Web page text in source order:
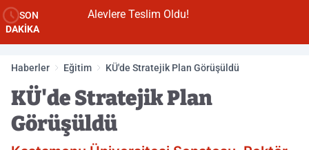
SON
DAKİKA
Alevlere Teslim Oldu!
Haberler Eğitim KÜ'de Stratejik Plan Görüşüldü
KÜ'de Stratejik Plan
Görüşüldü